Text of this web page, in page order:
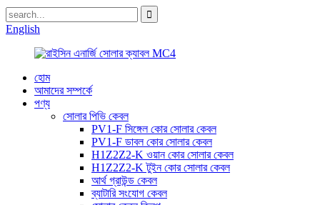
English
হোম
আমাদের সম্পর্কে
পণ্য
সোলার পিভি কেবল
PV1-F সিঙ্গেল কোর সোলার কেবল
PV1-F ডাবল কোর সোলার কেবল
H1Z2Z2-K ওয়ান কোর সোলার কেবল
H1Z2Z2-K টুইন কোর সোলার কেবল
আর্থ গ্রাউন্ড কেবল
ব্যাটারি সংযোগ কেবল